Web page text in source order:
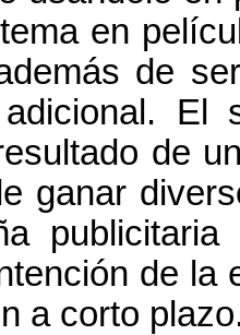
en
de
adicional. El
de
ganar
de la
a corto